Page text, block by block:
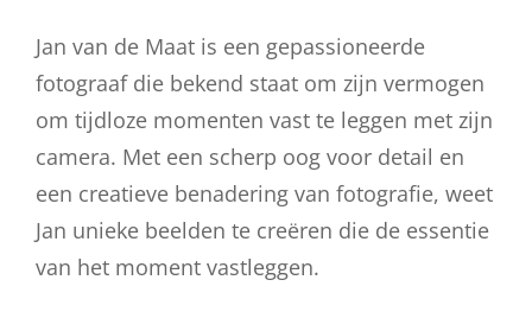
Jan van de Maat is een gepassioneerde
fotograaf die bekend staat om zijn vermogen
om tijdloze momenten vast te leggen met zijn
camera. Met een scherp oog voor detail en
een creatieve benadering van fotografie, weet
Jan unieke beelden te creëren die de essentie
van het moment vastleggen.